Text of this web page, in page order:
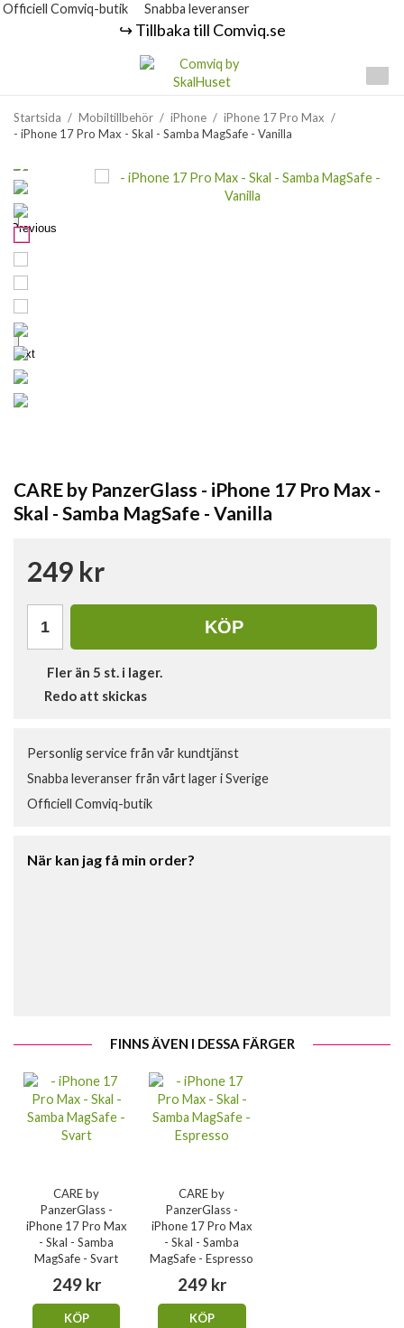
Officiell Comviq-butik Snabba leveranser
↪️ Tillbaka till Comviq.se
Startsida / Mobiltillbehör / iPhone / iPhone 17 Pro Max /
- iPhone 17 Pro Max - Skal - Samba MagSafe - Vanilla
Previous
Next
CARE by PanzerGlass - iPhone 17 Pro Max -
Skal - Samba MagSafe - Vanilla
249 kr
KÖP
Fler än 5 st. i lager.
Redo att skickas
Personlig service från vår kundtjänst
Snabba leveranser från vårt lager i Sverige
Officiell Comviq-butik
När kan jag få min order?
FINNS ÄVEN I DESSA FÄRGER
CARE by
PanzerGlass -
iPhone 17 Pro Max
- Skal - Samba
MagSafe - Svart
249 kr
KÖP
CARE by
PanzerGlass -
iPhone 17 Pro Max
- Skal - Samba
MagSafe - Espresso
249 kr
KÖP